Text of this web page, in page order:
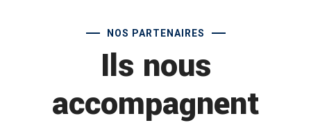
NOS PARTENAIRES
Ils nous
accompagnent